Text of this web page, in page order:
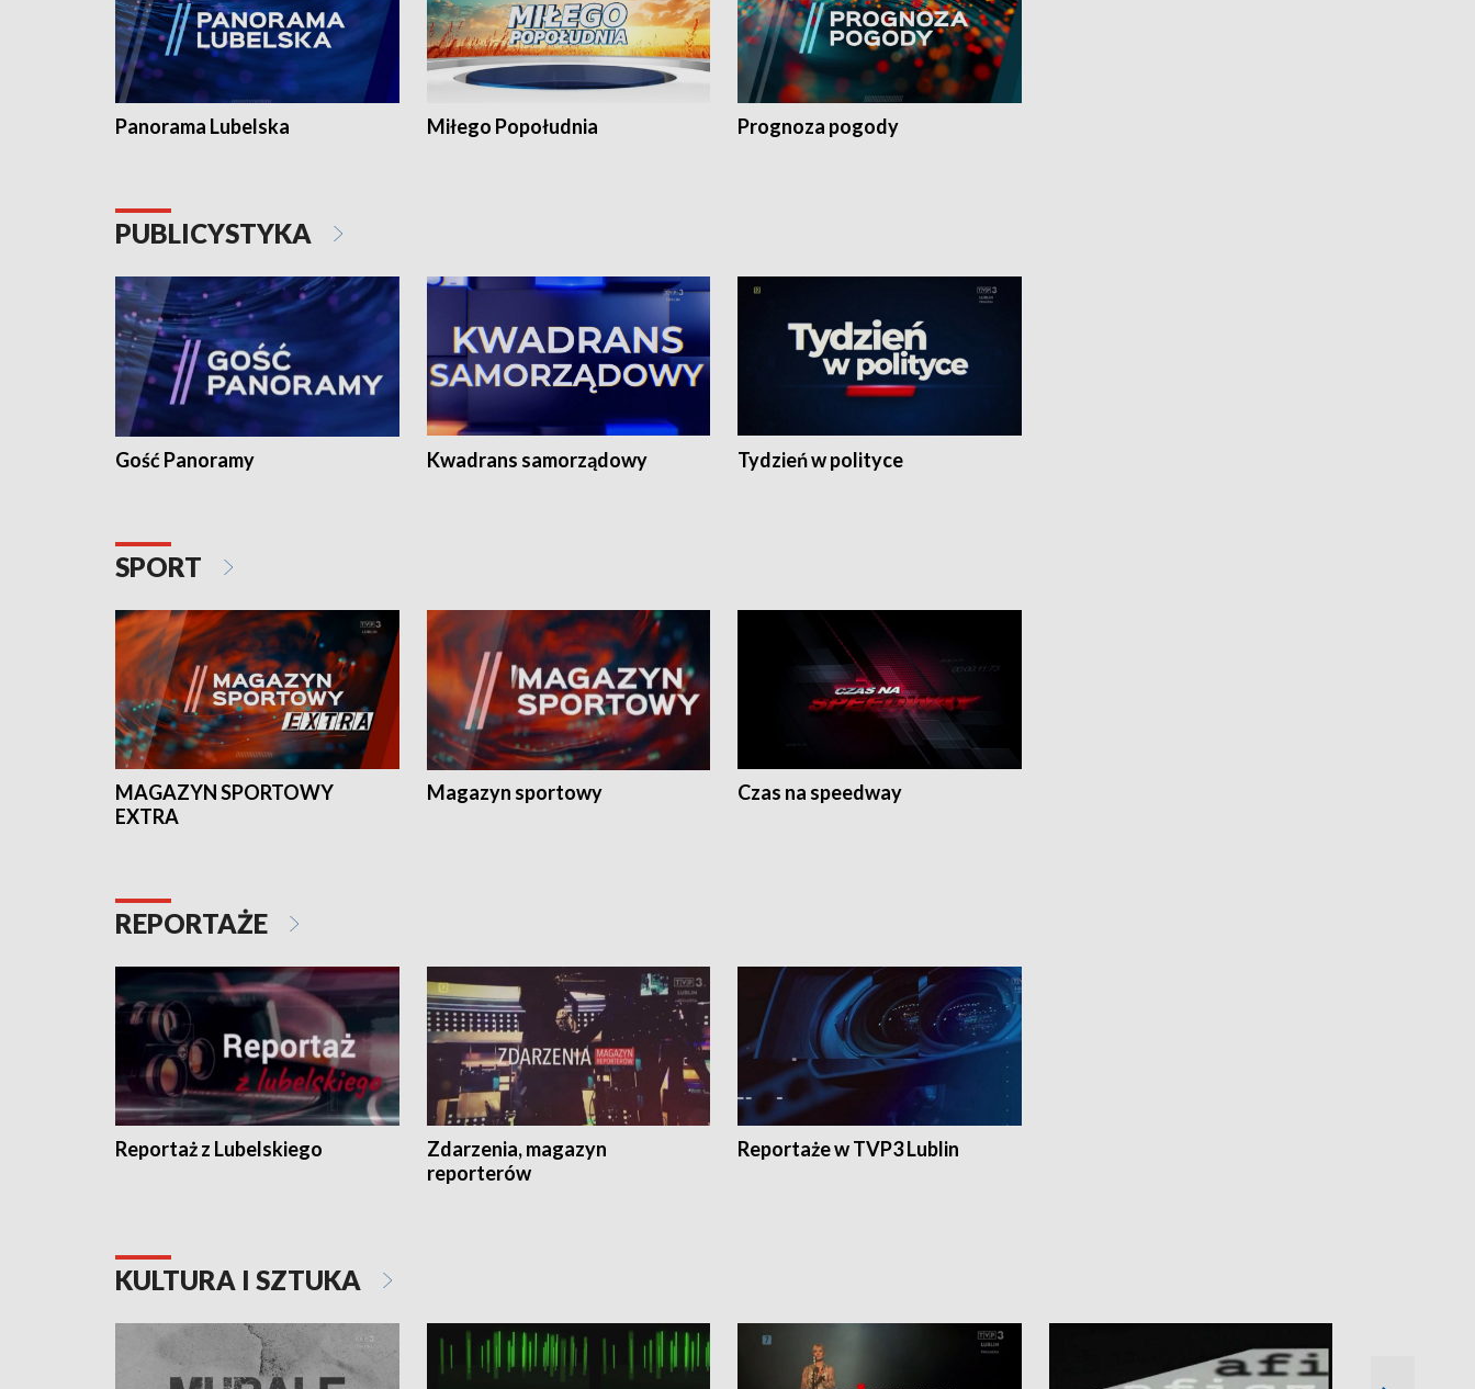
Panorama Lubelska Miłego Popołudnia Prognoza pogody
PUBLICYSTYKA
Gość Panoramy Kwadrans samorządowy Tydzień w polityce
SPORT
MAGAZYN SPORTOWY
EXTRA
Magazyn sportowy Czas na speedway
REPORTAŻE
Reportaż z Lubelskiego
Zdarzenia, magazyn
reporterów
Reportaże w TVP3 Lublin
KULTURA I SZTUKA